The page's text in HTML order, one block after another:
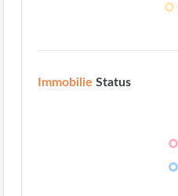
Immobilie Status